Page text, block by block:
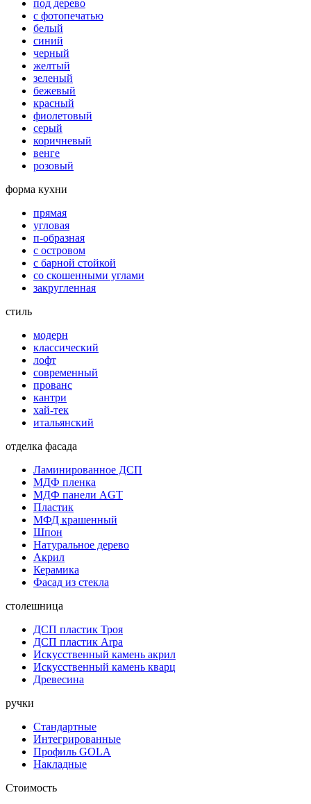
под дерево
с фотопечатью
белый
синий
черный
желтый
зеленый
бежевый
красный
фиолетовый
серый
коричневый
венге
розовый
форма кухни
прямая
угловая
п-образная
с островом
с барной стойкой
со скошенными углами
закругленная
стиль
модерн
классический
лофт
современный
прованс
кантри
хай-тек
итальянский
отделка фасада
Ламинированное ДСП
МДФ пленка
МДФ панели AGT
Пластик
МФД крашенный
Шпон
Натуральное дерево
Акрил
Керамика
Фасад из стекла
столешница
ДСП пластик Троя
ДСП пластик Arpa
Искусственный камень акрил
Искусственный камень кварц
Древесина
ручки
Стандартные
Интегрированные
Профиль GOLA
Накладные
Стоимость